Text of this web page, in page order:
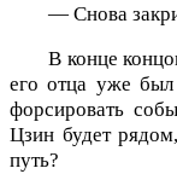
— Снова
В конце
его отца уже
форсировать
Цзин будет
путь?